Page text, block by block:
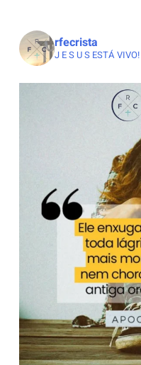
rfecrista
J E S U S ESTÁ VIVO!